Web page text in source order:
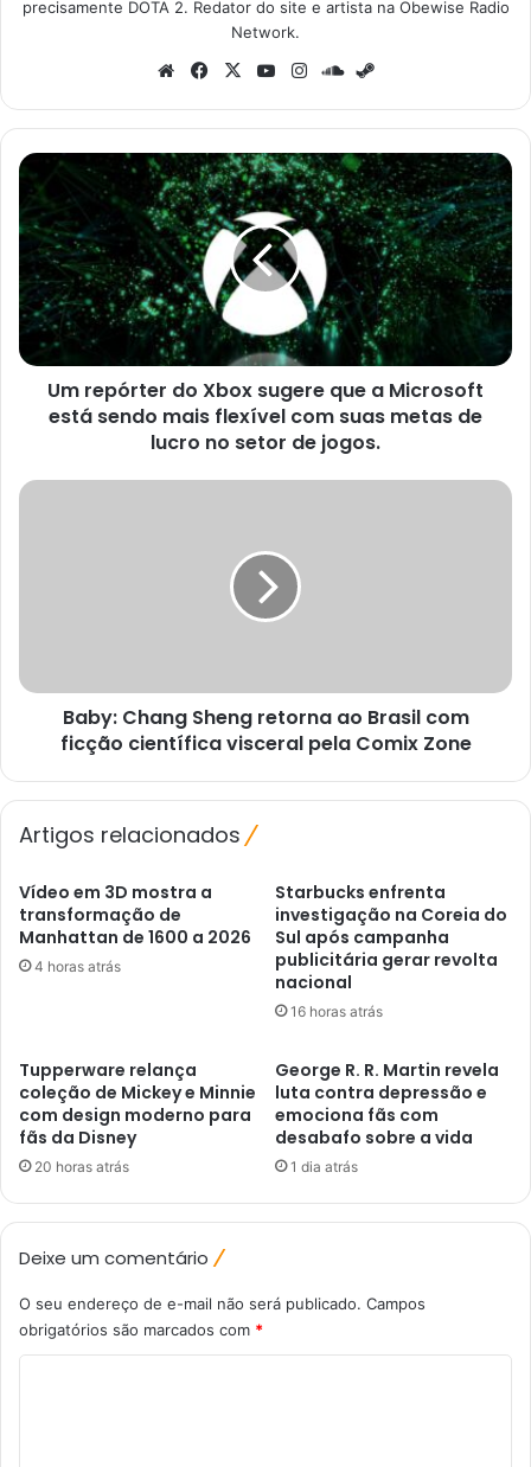
precisamente DOTA 2. Redator do site e artista na Obewise Radio
Network.
WebsiteFacebook
X YouTubeInstagramSoundCloud
Um
repórter
do
Xbox
sugere
que
a
Microsoft
está
sendo
mais
suas
Um repórter do Xbox sugere que a Microsoft
está sendo mais flexível com suas metas de
lucro no setor de jogos.
Baby:
científica
visceralBaby: Chang Sheng retorna ao Brasil com
ficção científica visceral pela Comix Zone
Artigos relacionados
Vídeo em 3D mostra a
transformação de
Manhattan de 1600 a 2026
4 horas atrás
Starbucks enfrenta
investigação na Coreia do
Sul após campanha
publicitária gerar revolta
nacional
16 horas atrás
Tupperware relança
coleção de Mickey e Minnie
com design moderno para
fãs da Disney
20 horas atrás
George R. R. Martin revela
luta contra depressão e
emociona fãs com
desabafo sobre a vida
1 dia atrás
Deixe um comentário
O seu endereço de e-mail não será publicado. Campos
obrigatórios são marcados com *